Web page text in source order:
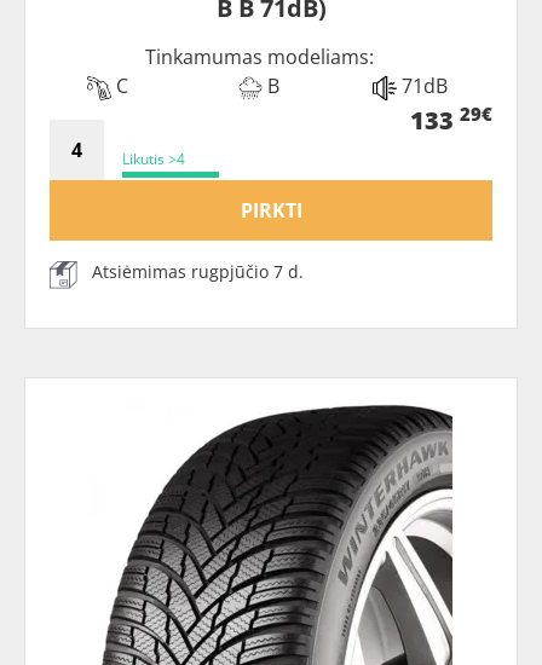
B B 71dB)
Tinkamumas modeliams:
C
B 71dB
Likutis >4
133 29€
PIRKTI
Atsiėmimas rugpjūčio 7 d.